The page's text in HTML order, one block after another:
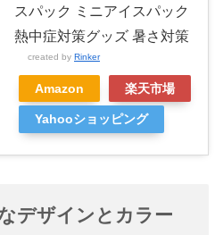
スパック ミニアイスパック
熱中症対策グッズ 暑さ対策
created by Rinker
Amazon 楽天市場
Yahooショッピング
デザインとカラー